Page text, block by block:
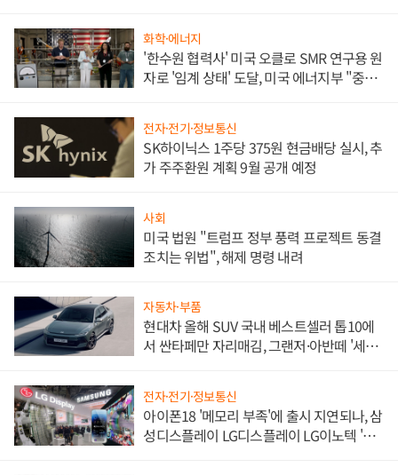
화학·에너지
'한수원 협력사' 미국 오클로 SMR 연구용 원
자로 '임계 상태' 도달, 미국 에너지부 "중요
전자·전기·정보통신
SK하이닉스 1주당 375원 현금배당 실시, 추
가 주주환원 계획 9월 공개 예정
사회
미국 법원 "트럼프 정부 풍력 프로젝트 동결
조치는 위법", 해제 명령 내려
자동차·부품
현대차 올해 SUV 국내 베스트셀러 톱10에
서 싼타페만 자리매김, 그랜저·아반떼 '세단
전자·전기·정보통신
아이폰18 '메모리 부족'에 출시 지연되나, 삼
성디스플레이 LG디스플레이 LG이노텍 '탈